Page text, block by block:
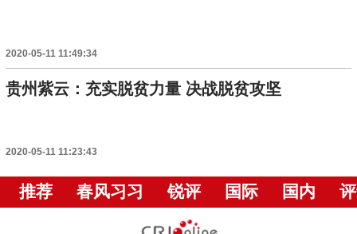
2020-05-11 11:49:34
贵州紫云：充实脱贫力量 决战脱贫攻坚
2020-05-11 11:23:43
推荐 春风习习 锐评 国际 国内